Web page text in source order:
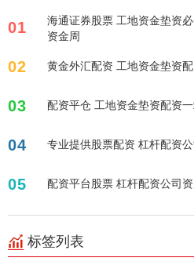
01
海通证券股票 工地资金垫资
资金周
02 黄金外汇配资 工地资金垫资
03 配资平仓 工地资金垫资配资
04 专业提供股票配资 杠杆配资
05 配资平台股票 杠杆配资公司
标签列表